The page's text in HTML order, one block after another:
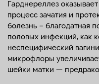
Гарднереллез
процесс зачатия и
болезнь – благодатная
половых инфекций, как
неспецифический
микрофлоры
шейки матки —